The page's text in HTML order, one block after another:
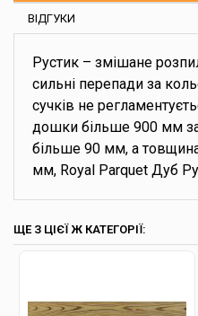
ВІДГУКИ
Рустик – змішане
сильні перепади за
сучків не
дошки більше 900 мм
більше 90 мм, а
мм, Royal Parquet Дуб
ЩЕ З ЦІЄЇ Ж КАТЕГОРІЇ: